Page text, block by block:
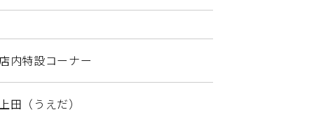
内特設コーナー
田（うえだ）